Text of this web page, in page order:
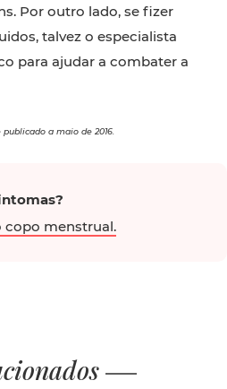
Por outro lado, se fizer
talvez o especialista
para ajudar a combater a
a maio de 2016.
copo menstrual.